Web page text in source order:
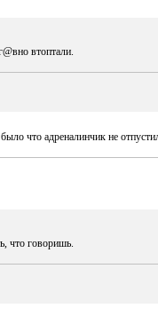
втоптали.
что адреналинчик не
что говоришь.